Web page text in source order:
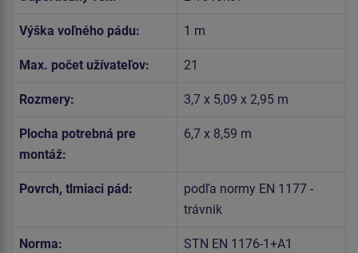
Výška voľného pádu: 1 m
Max. počet užívateľov: 21
Rozmery: 3,7 x 5,09 x 2,95 m
Plocha potrebná pre
montáž:
6,7 x 8,59 m
Povrch, tlmiaci pád:
podľa normy EN 1177 -
trávnik
Norma:
STN EN 1176-1+A1